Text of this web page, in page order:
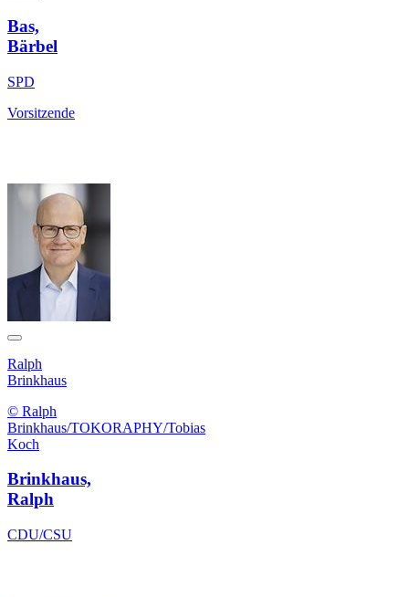
Bas,
Bärbel
SPD
Vorsitzende
Ralph
Brinkhaus
© Ralph
Brinkhaus/TOKORAPHY/Tobias
Koch
Brinkhaus,
Ralph
CDU/CSU